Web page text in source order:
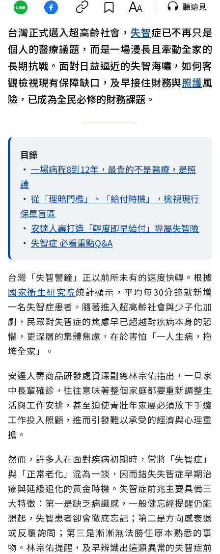
聽遠見
台灣正式邁入超高齡社會， 失智症已不再只是
個人的醫療議題，而是一場漫長且牽動全家的
長期抗戰。面對日益逼近的失智海嘯，如何客
觀檢視現有保障缺口，及早接住財務與照護風
險，已成為全民必修的財務課題。
目錄
• 一場病程8到12年，最貴的不是醫療，是照
護
• 從「理賠門檻」、「給付時機」，檢視現行
保單盲區
• 安達人壽打造「輕度即早給付」專屬失智險
• 失智症 必看重點Q&A
台灣「失智警鐘」正以前所未有的速度快轉。根據
國家衛生研究院統計顯示，平均每30分鐘就新增
一名失智症患者。隨著進入超高齡社會與少子化加
劇，民眾對失智症的焦慮早已超越對疾病本身的恐
懼，更深層的集體焦慮，在於害怕「一人生病，拖
垮全家」。
安達人壽商品研發處資深副總林宗佑指出，一旦家
中長輩確診，往往意味著整個家庭都要重新調整生
活與工作安排，甚至迫使青壯年家屬必須放下手邊
工作投入照顧，進而引發難以承受的經濟與心理重
擔。
然而，許多人在面對疾病初期時，常將「失智症」
與「正常老化」混為一談，因而錯失失智症早期治
療與延緩退化的黃金時機。失智症前兆主要具備三
大特徵：第一是缺乏病識感，一般健忘經提醒仍能
想起，失智患者卻會徹底忘記；第二是方向感衰退
或反覆詢問；第三是漸漸無法勝任原本熟悉的事
物。林宗佑提醒，及早辨識出這類異常的失智症前